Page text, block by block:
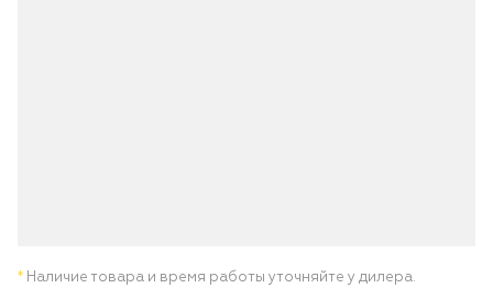
* Наличие товара и время работы уточняйте у дилера.